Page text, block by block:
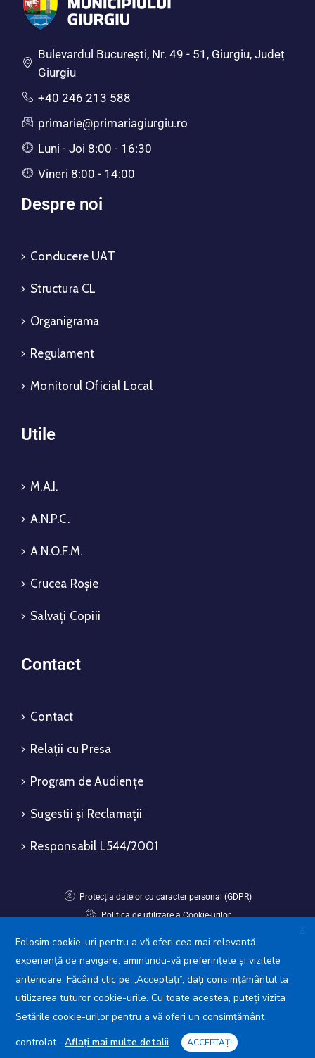
Bulevardul Bucureşti, Nr. 49 - 51, Giurgiu, Județ
Giurgiu
+40 246 213 588
primarie@primariagiurgiu.ro
Luni - Joi 8:00 - 16:30
Vineri 8:00 - 14:00
Despre noi
Conducere UAT
Structura CL
Organigrama
Regulament
Monitorul Oficial Local
Utile
M.A.I.
A.N.P.C.
A.N.O.F.M.
Crucea Roșie
Salvați Copiii
Contact
Contact
Relații cu Presa
Program de Audiențe
Sugestii și Reclamații
Responsabil L544/2001
Protecția datelor cu caracter personal (GDPR)
Politica de utilizare a Cookie-urilor
Avansis Mobile
X
Folosim cookie-uri pentru a vă oferi cea mai relevantă
experiență de navigare, amintindu-vă preferințele și vizitele
anterioare. Făcând clic pe „Acceptați”, dați consimțământul la
utilizarea tuturor cookie-urile. Cu toate acestea, puteți vizita
Setările cookie-urilor pentru a vă oferi un consimțământ
controlat. Aflați mai multe detalii ACCEPTAȚI